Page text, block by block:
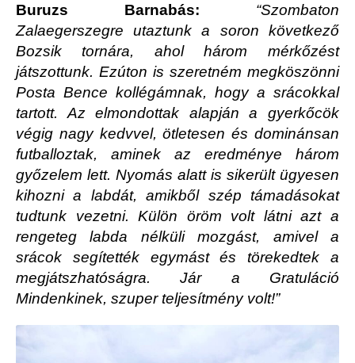
Buruzs Barnabás: “Szombaton
Zalaegerszegre utaztunk a soron következő
Bozsik tornára, ahol három mérkőzést
játszottunk. Ezúton is szeretném megköszönni
Posta Bence kollégámnak, hogy a srácokkal
tartott. Az elmondottak alapján a gyerkőcök
végig nagy kedvvel, ötletesen és dominánsan
futballoztak, aminek az eredménye három
győzelem lett. Nyomás alatt is sikerült ügyesen
kihozni a labdát, amikből szép támadásokat
tudtunk vezetni. Külön öröm volt látni azt a
rengeteg labda nélküli mozgást, amivel a
srácok segítették egymást és törekedtek a
megjátszhatóságra. Jár a Gratuláció
Mindenkinek, szuper teljesítmény volt!”